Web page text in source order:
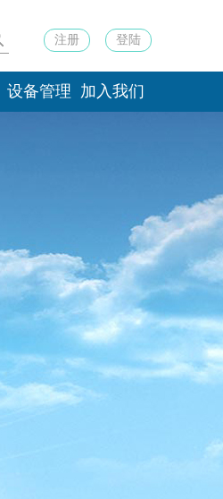
注册 登陆
设备管理 加入我们